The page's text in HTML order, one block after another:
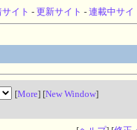
イト -更新サイト -連載中サイ
[More] [New Window]